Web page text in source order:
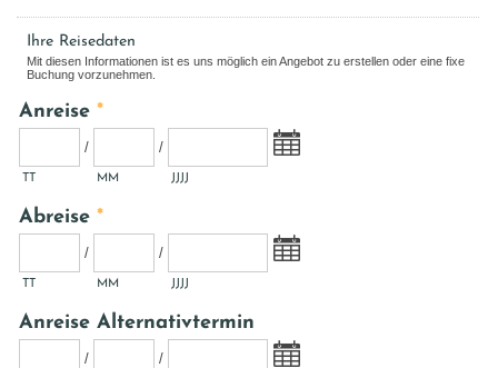
Ihre Reisedaten
Mit diesen Informationen ist es uns möglich ein Angebot zu erstellen oder eine fixe
Buchung vorzunehmen.
Anreise *
/ /
MM JJJJ
Abreise *
/ /
MM JJJJ
Anreise Alternativtermin
/ /